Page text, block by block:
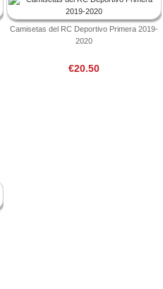
Camisetas del RC Deportivo Primera 2019-
2020
€20.50